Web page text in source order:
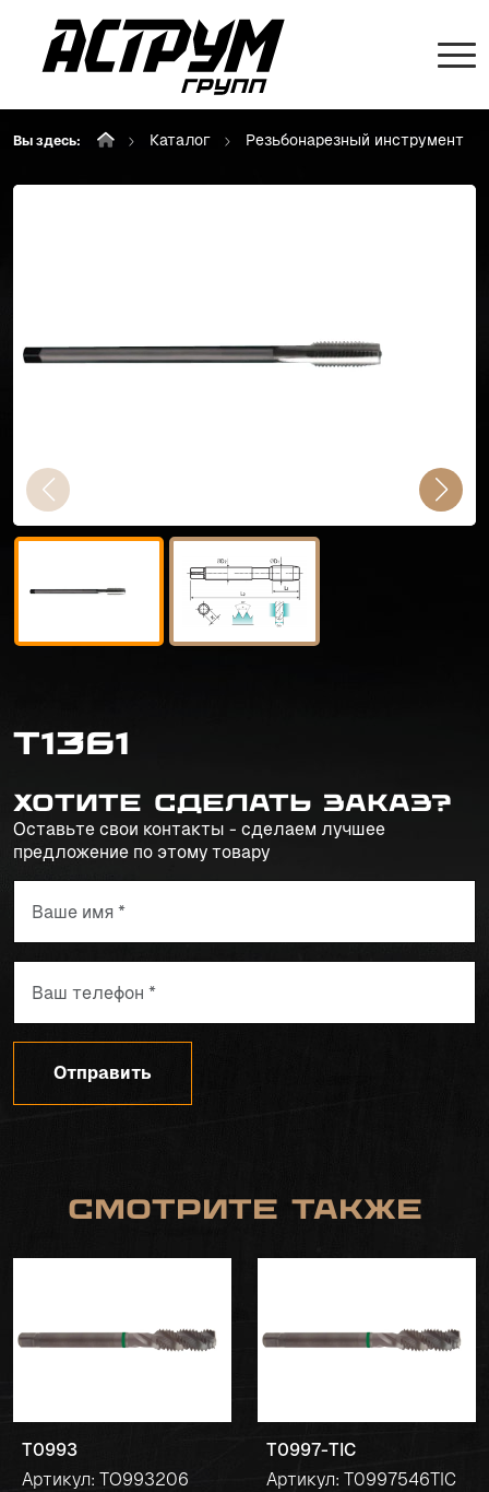
Вы здесь: Каталог Резьбонарезный инструмент
T1361
Хотите сделать заказ?
Оставьте свои контакты - сделаем лучшее
предложение по этому товару
Отправить
Смотрите также
T0993
Артикул: TO993206
T0997-TIC
Артикул: T0997546TIC